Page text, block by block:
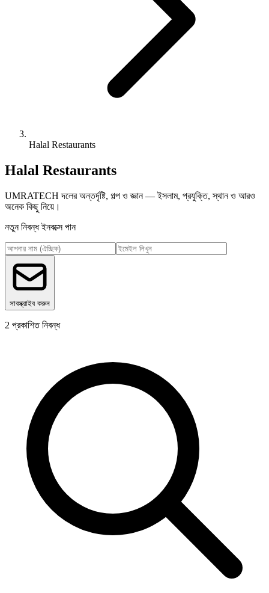
Halal Restaurants
Halal Restaurants
UMRATECH দলের অন্তর্দৃষ্টি, গল্প ও জ্ঞান — ইসলাম, প্রযুক্তি, স্থান ও আরও
অনেক কিছু নিয়ে।
নতুন নিবন্ধ ইনবক্সে পান
সাবস্ক্রাইব করুন
2 প্রকাশিত নিবন্ধ